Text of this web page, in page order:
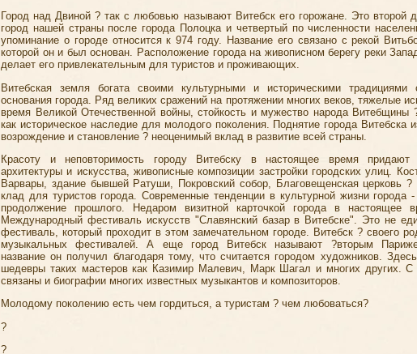
Город над Двиной ? так с любовью называют Витебск его горожане. Это второй
город нашей страны после города Полоцкаи четвертый по численности
упоминание о городе относится к 974 году. Название его связано с рекой
которой он и был основан. Расположение города на живописном берегу реки
делает его привлекательным для туристов и проживающих.
Витебская земля богата своими культурными и историческими традициями
основания города. Ряд великих сражений на протяжении многих веков, тяжелые
время Великой Отечественной войны, стойкость и мужество народа Витебщины
как историческое наследие для молодого поколения. Поднятие города Витебска
возрождение и становление ? неоценимый вклад в развитие всей страны.
Красоту и неповторимость городу Витебску в настоящее время придают
архитектуры и искусства, живописные композиции застройки городских улиц.
Варвары, здание бывшей Ратуши, Покровский собор, Благовещенская церковь ?
клад для туристов города. Современные тенденции в культурной жизни города -
продолжение прошлого. Недаром визитной карточкой города в настоящее
Международный фестиваль искусств "Славянский базар в Витебске". Это не
фестиваль, который проходит в этом замечательном городе. Витебск ? своего
музыкальных фестивалей. А еще город Витебск называют ?вторым
название он получил благодаря тому, что считается городом художников.
шедевры таких мастеров как Казимир Малевич, Марк Шагал и многих других. С
связаны и биографии многих известных музыкантов и композиторов.
Молодому поколению есть чем гордиться, а туристам ? чем любоваться?
?
?